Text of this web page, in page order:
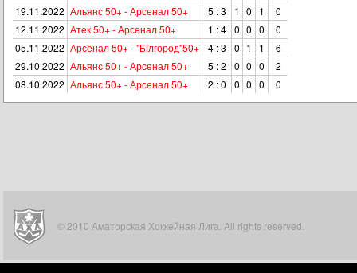
19.11.2022 Альянс 50+ - Арсенал 50+ 5 : 3 1 0 1
0
12.11.2022 Атeк 50+ - Арсенал 50+ 1 : 4 0 0 0
0
05.11.2022 Арсенал 50+ - "Бiлгород"50+ 4 : 3 0 1 1
6
29.10.2022 Альянс 50+ - Арсенал 50+ 5 : 2 0 0 0
2
08.10.2022 Альянс 50+ - Арсенал 50+ 2 : 0 0 0 0 0
© 2010 Аматорская Хоккейная Лига. All rights reserved.